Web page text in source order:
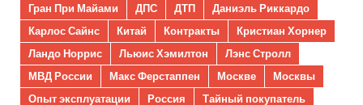
Гран При Майами
ДПС ДТП
Даниэль Риккардо
Карлос Сайнс
Китай Контракты
Кристиан Хорнер
Ландо Норрис
Льюис Хэмилтон
Лэнс Стролл
МВД России
Макс Ферстаппен Москве
Москвы
Опыт эксплуатации
Россия
Тайный покупатель